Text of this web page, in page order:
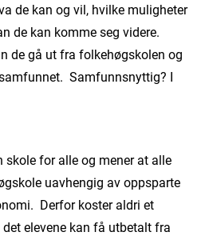
de kan og vil, hvilke muligheter
de kan komme seg videre.
de gå ut fra folkehøgskolen og
Samfunnsnyttig? I
skole for alle og mener at alle
uavhengig av oppsparte
Derfor koster aldri et
elevene kan få utbetalt fra